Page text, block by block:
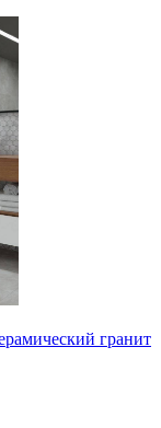
гранит